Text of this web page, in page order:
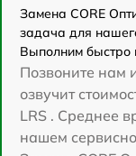
Замена CORE
задача для
Выполним быстро
Позвоните нам
озвучит
LRS . Среднее
нашем